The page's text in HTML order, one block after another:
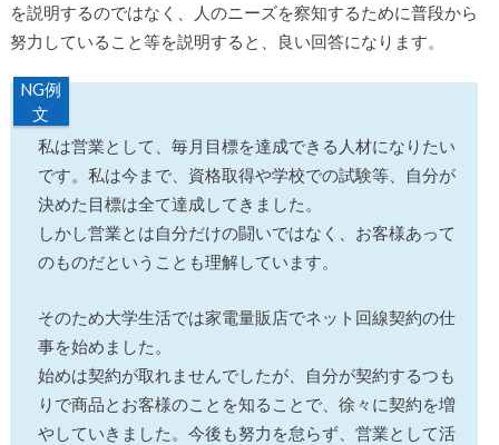
を説明するのではなく、人のニーズを察知するために普段から
努力していること等を説明すると、良い回答になります。
NG例
文
私は営業として、毎月目標を達成できる人材になりたい
です。私は今まで、資格取得や学校での試験等、自分が
決めた目標は全て達成してきました。
しかし営業とは自分だけの闘いではなく、お客様あって
のものだということも理解しています。
そのため大学生活では家電量販店でネット回線契約の仕
事を始めました。
始めは契約が取れませんでしたが、自分が契約するつも
りで商品とお客様のことを知ることで、徐々に契約を増
やしていきました。今後も努力を怠らず、営業として活